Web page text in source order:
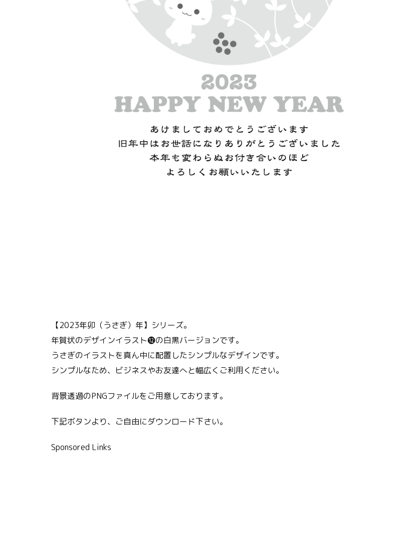
【2023年卯（うさぎ）年】シリーズ。
年賀状のデザインイラスト⓬の白黒バージョンです。
うさぎのイラストを真ん中に配置したシンプルなデザインです。
シンプルなため、ビジネスやお友達へと幅広くご利用ください。
背景透過のPNGファイルをご用意しております。
下記ボタンより、ご自由にダウンロード下さい。
Sponsored Links